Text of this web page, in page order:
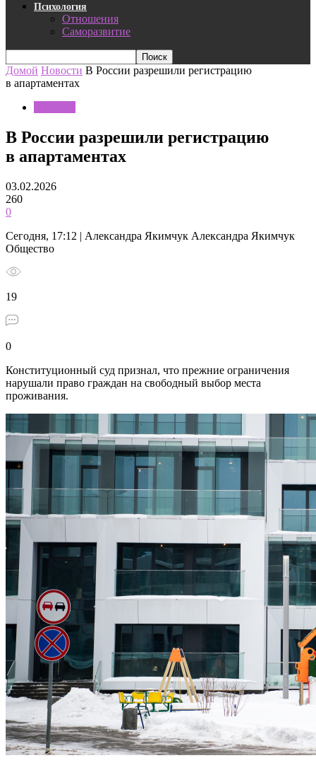
Психология
Отношения
Саморазвитие
Домой Новости В России разрешили регистрацию
в апартаментах
В России разрешили регистрацию
в апартаментах
03.02.2026
260
0
Сегодня, 17:12 | Александра Якимчук Александра Якимчук
Общество
19
0
Конституционный суд признал, что прежние ограничения
нарушали право граждан на свободный выбор места
проживания.